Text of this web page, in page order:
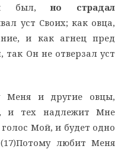
был,но страдал
уст Своих; как овца,
и как агнец пред
так Он не отверзал уст
Меня и другие овцы,
и тех надлежит Мне
Мой, и будет одно
любит Меня